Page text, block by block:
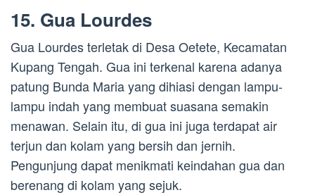
15. Gua Lourdes
Gua Lourdes terletak di Desa Oetete, Kecamatan
Kupang Tengah. Gua ini terkenal karena adanya
patung Bunda Maria yang dihiasi dengan lampu-
lampu indah yang membuat suasana semakin
menawan. Selain itu, di gua ini juga terdapat air
terjun dan kolam yang bersih dan jernih.
Pengunjung dapat menikmati keindahan gua dan
berenang di kolam yang sejuk.